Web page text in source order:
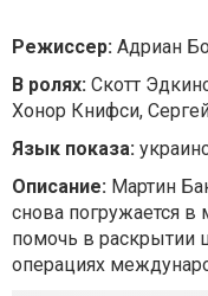
Режиссер: Адриан
В ролях: Скотт
Хонор Книфси,
Язык показа:
Описание: Мартин
снова погружается в
помочь в
операциях